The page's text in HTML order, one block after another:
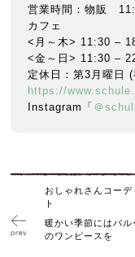
営業時間：物販
カフェ
<月～木> 11:30 –
<金～日> 11:30 –
定休日：第3月曜日
https://
Instagram「 ＠
おしゃれさんコーデ
ト
暖かい季節にはバル
のワンピースを